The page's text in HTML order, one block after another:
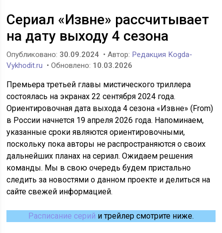
Сериал «Извне» рассчитывает
на дату выходу 4 сезона
Опубликовано: 30.09.2024 • Автор: Редакция Kogda-
Vykhodit.ru • Обновлено: 10.03.2026
Премьера третьей главы мистического триллера
состоялась на экранах 22 сентября 2024 года.
Ориентировочная дата выхода 4 сезона «Извне» (From)
в России начнется 19 апреля 2026 года. Напоминаем,
указанные сроки являются ориентировочными,
поскольку пока авторы не распространяются о своих
дальнейших планах на сериал. Ожидаем решения
команды. Мы в свою очередь будем пристально
следить за новостями о данном проекте и делиться на
сайте свежей информацией.
Расписание серий и трейлер смотрите ниже.